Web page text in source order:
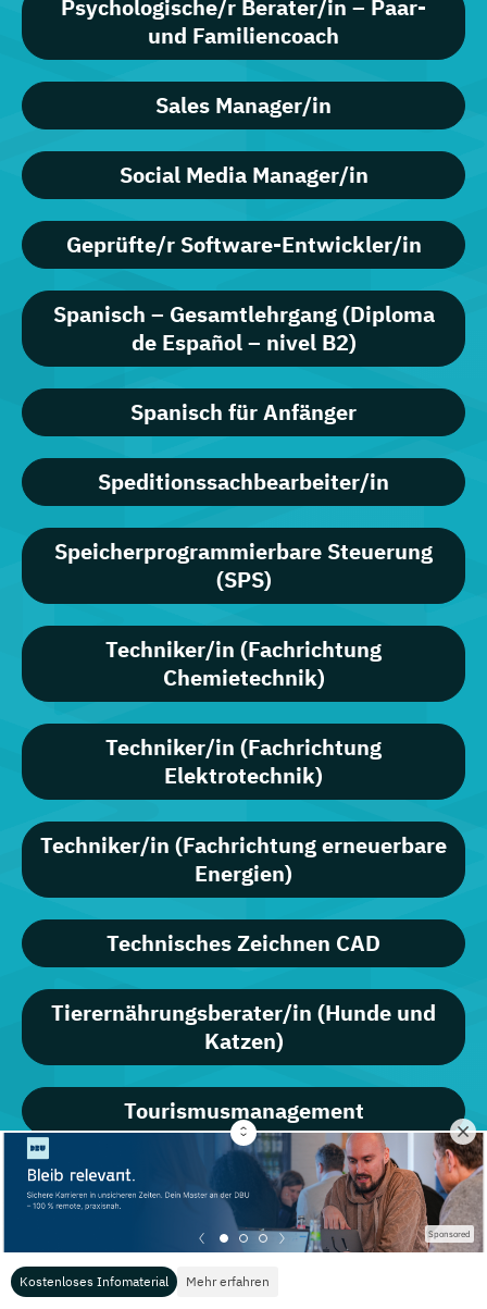
Kostenloses Infomaterial Mehr erfahren
Sponsored
Psychologische/r Berater/in – Paar-
und Familiencoach
Sales Manager/in
Social Media Manager/in
Geprüfte/r Software-Entwickler/in
Spanisch – Gesamtlehrgang (Diploma
de Español – nivel B2)
Spanisch für Anfänger
Speditionssachbearbeiter/in
Speicherprogrammierbare Steuerung
(SPS)
Techniker/in (Fachrichtung
Chemietechnik)
Techniker/in (Fachrichtung
Elektrotechnik)
Techniker/in (Fachrichtung erneuerbare
Energien)
Technisches Zeichnen CAD
Tierernährungsberater/in (Hunde und
Katzen)
Tourismusmanagement
Traditionelle Europäische Medizin
Geprüfte/r Umwelt- und
Klimaschutzmanager/in